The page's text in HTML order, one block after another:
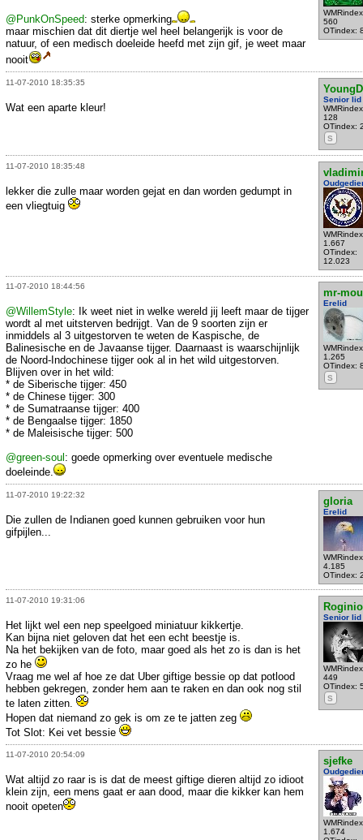
560
OTindex:
@PunkOnSpeed: sterke opmerking
maar mischien dat dit diertje wel heel belangerijk is voor de
natuur, of een medisch doeleide heefd met zijn gif, je weet maar
nooit
11-07-2010 18:35:35
Senior lid
128
OTindex:
S
Wat een aparte kleur!
11-07-2010 18:35:48
1.667
OTindex:
12.023
lekker die zulle maar worden gejat en dan worden gedumpt in
een vliegtuig
11-07-2010 18:44:56
mr-
Erelid
1.265
OTindex:
S
@WillemStyle: Ik weet niet in welke wereld jij leeft maar de tijger
wordt al met uitsterven bedrijgt. Van de 9 soorten zijn er
inmiddels al 3 uitgestorven te weten de Kaspische, de
Balinesische en de Javaanse tijger. Daarnaast is waarschijnlijk
de Noord-Indochinese tijger ook al in het wild uitgestorven.
Blijven over in het wild:
* de Siberische tijger: 450
* de Chinese tijger: 300
* de Sumatraanse tijger: 400
* de Bengaalse tijger: 1850
* de Maleisische tijger: 500
@green-soul : goede opmerking over eventuele medische
doeleinde.
11-07-2010 19:22:32
gloria
Erelid
4.185
OTindex:
Die zullen de Indianen goed kunnen gebruiken voor hun
gifpijlen...
11-07-2010 19:31:06
Senior lid
449
OTindex:
S
Het lijkt wel een nep speelgoed miniatuur kikkertje.
Kan bijna niet geloven dat het een echt beestje is.
Na het bekijken van de foto, maar goed als het zo is dan is het
zo he
Vraag me wel af hoe ze dat Uber giftige bessie op dat potlood
hebben gekregen, zonder hem aan te raken en dan ook nog stil
te laten zitten.
Hopen dat niemand zo gek is om ze te jatten zeg
Tot Slot: Kei vet bessie
11-07-2010 20:54:09
sjefke
1.674
Wat altijd zo raar is is dat de meest giftige dieren altijd zo idioot
klein zijn, een mens gaat er aan dood, maar die kikker kan hem
nooit opeten